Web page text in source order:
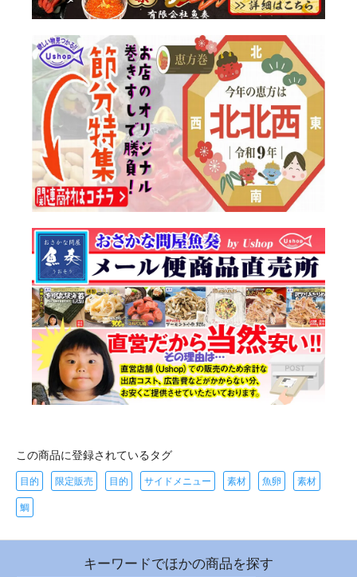
この商品に登録されているタグ
目的 限定販売 目的 サイドメニュー 素材 魚卵 素材
鯛
キーワードでほかの商品を探す